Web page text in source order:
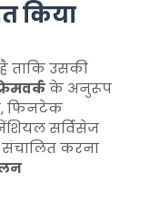
किया
ताकि उसकी
के अनुरूप
फिनटेक
सर्विसेज
करना